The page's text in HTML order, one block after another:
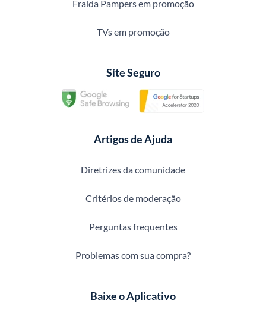
Fralda Pampers em promoção
TVs em promoção
Site Seguro
Artigos de Ajuda
Diretrizes da comunidade
Critérios de moderação
Perguntas frequentes
Problemas com sua compra?
Baixe o Aplicativo